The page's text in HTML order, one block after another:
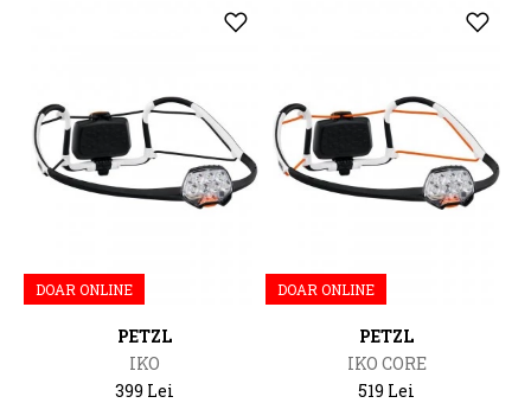
DOAR ONLINE
PETZL
IKO
399 Lei
DOAR ONLINE
PETZL
IKO CORE
519 Lei